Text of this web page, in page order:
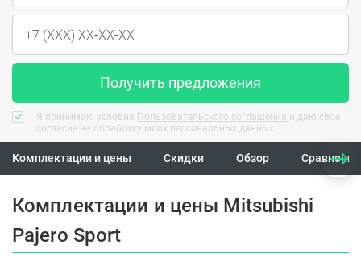
Получить предложения
Я принимаю условия Пользовательского соглашения и даю свое
согласие на обработку моих персональных данных
Комплектации и цены Скидки Обзор
Комплектации и цены Mitsubishi
Pajero Sport